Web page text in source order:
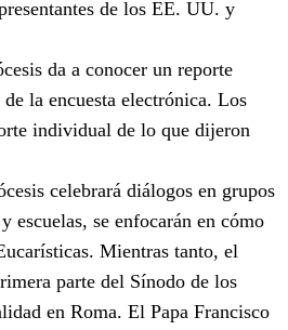
de los EE. UU. y
da a conocer un reporte
la encuesta electrónica. Los
individual de lo que dijeron
celebrará diálogos en grupos
escuelas, se enfocarán en cómo
Mientras tanto, el
parte del Sínodo de los
en Roma. El Papa Francisco